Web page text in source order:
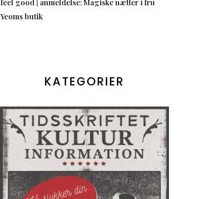
Yeoms butik
KATEGORIER